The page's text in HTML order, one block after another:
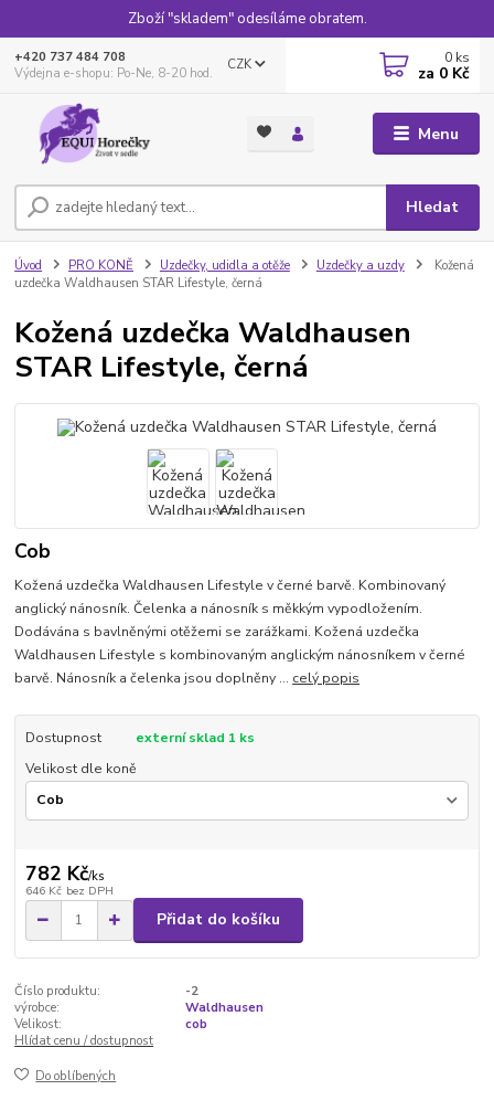
Zboží "skladem" odesíláme obratem.
Menu
CZK
Hledat
+420 737 484 708
Výdejna e-shopu: Po-Ne, 8-20 hod.
0 ks
za 0 Kč
Úvod PRO KONĚ Uzdečky, udidla a otěže Uzdečky a uzdy
Kožená
uzdečka Waldhausen STAR Lifestyle, černá
Kožená uzdečka Waldhausen
STAR Lifestyle, černá
Cob
Kožená uzdečka Waldhausen Lifestyle v černé barvě. Kombinovaný
anglický nánosník. Čelenka a nánosník s měkkým vypodložením.
Dodávána s bavlněnými otěžemi se zarážkami. Kožená uzdečka
Waldhausen Lifestyle s kombinovaným anglickým nánosníkem v černé
barvě. Nánosník a čelenka jsou doplněny ... celý popis
Dostupnost
externí sklad 1 ks
Velikost dle koně
782 Kč/ks
646 Kč bez DPH
Přidat do košíku
Číslo produktu:
-2
výrobce:
Waldhausen
Velikost:
cob
Hlídat cenu / dostupnost
Do oblíbených